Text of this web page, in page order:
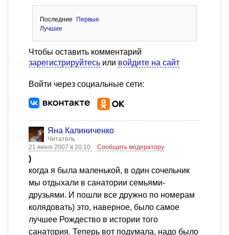
Последние
Первые
Лучшие
Чтобы оставить комментарий
зарегистрируйтесь или войдите на сайт
Войти через социальные сети:
Яна Калиниченко
Читатель
21 июня 2007 в 20:10
Сообщить модератору
)
когда я была маленькой, в один сочельник
мы отдыхали в санатории семьями-
друзьями. И пошли все дружно по номерам
колядовать) это, наверное, было самое
лучшее Рождество в истории того
санатория. Теперь вот подумала, надо было